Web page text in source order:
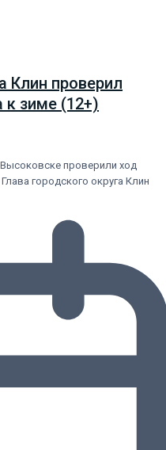
Клин проверил
к зиме (12+)
проверили ход
городского округа Клин